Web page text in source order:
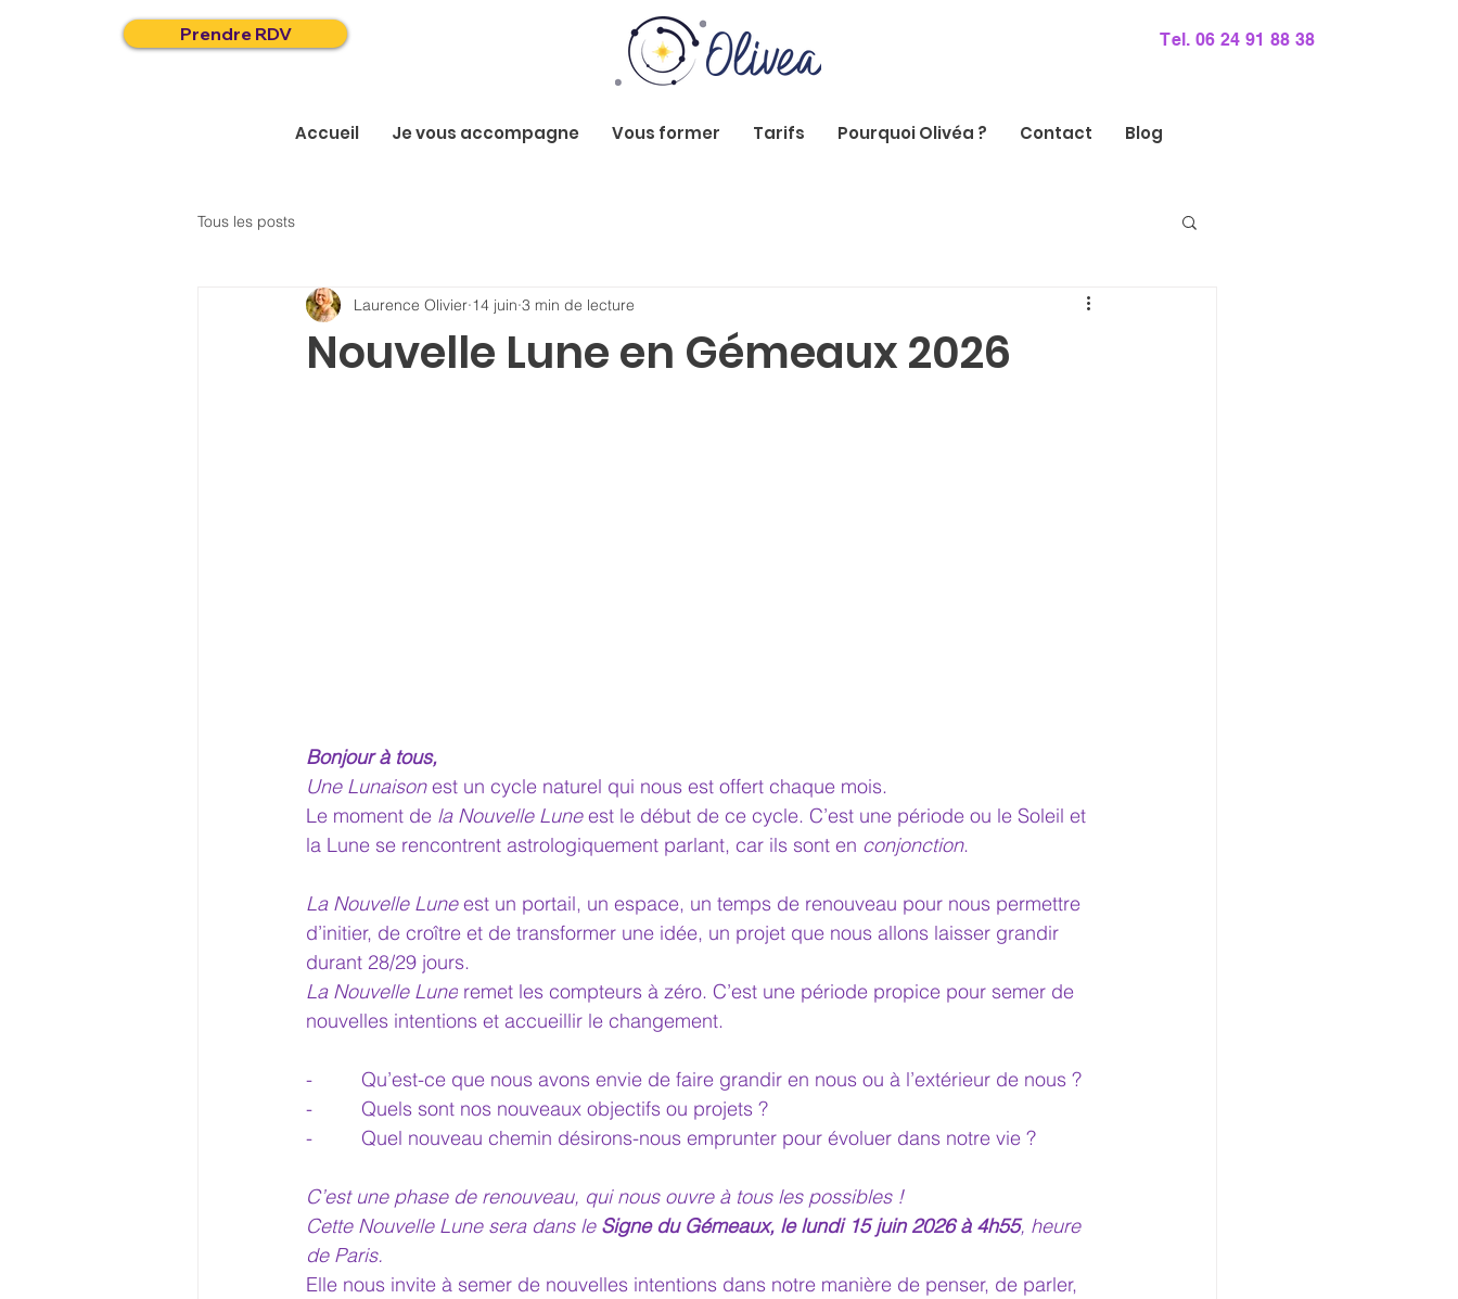
Prendre RDV Tel. 06 24 91 88 38
Accueil Je vous accompagne Vous former Tarifs Pourquoi Olivéa ? Contact Blog
Tous les posts
Nouvelle Lune en Gémeaux 2026
Laurence Olivier 14 juin 3 min de lecture
Bonjour à tous,
Une Lunaison est un cycle naturel qui nous est offert chaque mois.
Le moment de la Nouvelle Lune est le début de ce cycle. C’est une période ou le Soleil et
la Lune se rencontrent astrologiquement parlant, car ils sont en conjonction.
La Nouvelle Lune est un portail, un espace, un temps de renouveau pour nous permettre
d’initier, de croître et de transformer une idée, un projet que nous allons laisser grandir
durant 28/29 jours.
La Nouvelle Lune remet les compteurs à zéro. C’est une période propice pour semer de
nouvelles intentions et accueillir le changement.
-         Qu’est-ce que nous avons envie de faire grandir en nous ou à l’extérieur de nous ?
-         Quels sont nos nouveaux objectifs ou projets ?
-         Quel nouveau chemin désirons-nous emprunter pour évoluer dans notre vie ?
C’est une phase de renouveau, qui nous ouvre à tous les possibles !
Cette Nouvelle Lune sera dans le Signe du Gémeaux, le lundi 15 juin 2026 à 4h55, heure
de Paris.
Elle nous invite à semer de nouvelles intentions dans notre manière de penser, de parler,